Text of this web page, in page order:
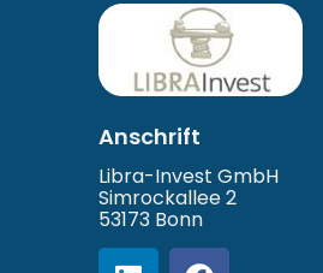
Anschrift
Libra-Invest GmbH
Simrockallee 2
53173 Bonn